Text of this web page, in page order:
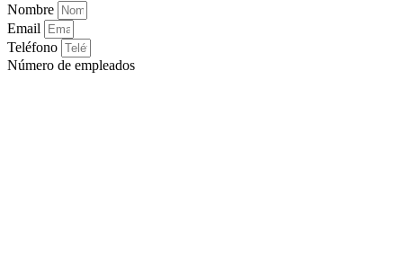
Nombre
Email
Teléfono
Número de empleados